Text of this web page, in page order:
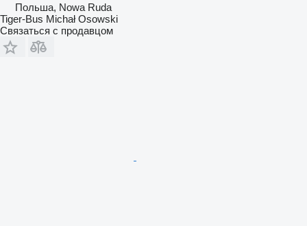
Польша, Nowa Ruda
Tiger-Bus Michał Osowski
Связаться с продавцом